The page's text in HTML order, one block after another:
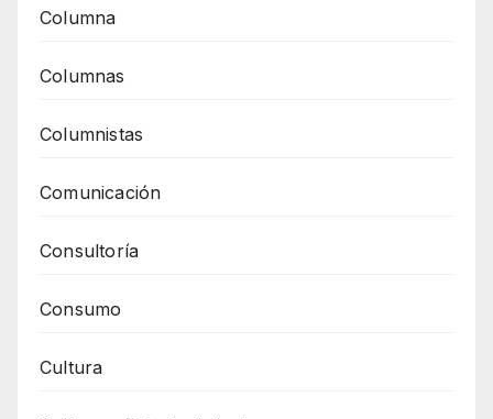
Columna
Columnas
Columnistas
Comunicación
Consultoría
Consumo
Cultura